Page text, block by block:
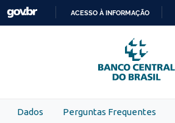
Skip to main content
PARA
O
CONTEÚDO
ACESSO À INFORMAÇÃO
Dados Perguntas Frequentes